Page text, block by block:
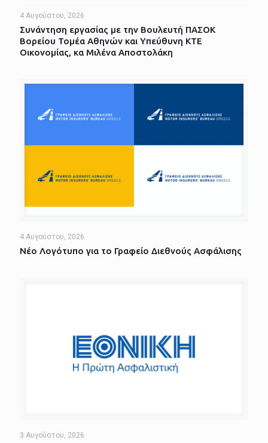
4 Αυγούστου, 2026
Συνάντηση εργασίας με την Βουλευτή ΠΑΣΟΚ
Βορείου Τομέα Αθηνών και Υπεύθυνη ΚΤΕ
Οικονομίας, κα Μιλένα Αποστολάκη
4 Αυγούστου, 2026
Νέο Λογότυπο για το Γραφείο Διεθνούς Ασφάλισης
3 Αυγούστου, 2026